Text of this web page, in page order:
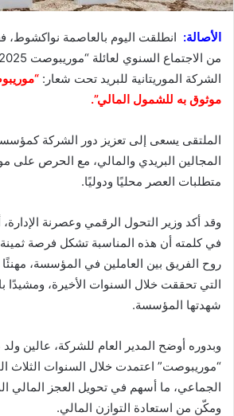
الأصالة: انطلقت اليوم بالعاصمة نواكشوط،
الشركة الموريتانية للبريد تحت شعار:
موثوق به للشمول المالي”.
الملتقى يسعى إلى تعزيز دور الشركة
المجالين البريدي والمالي، مع الحرص على
متطلبات العصر محليًا ودوليًا.
وقد أكد وزير التحول الرقمي وعصرنة
في كلمته أن هذه المناسبة تشكل فرصة ثمينة
روح الفريق بين العاملين في المؤسسة، مهنئًا
التي تحققت خلال السنوات الأخيرة، ومشيدًا
شهدتها المؤسسة.
وبدوره أوضح المدير العام للشركة، عالين
“موريبوصت” اعتمدت خلال السنوات الثلاث
الجماعي، ما أسهم في تحويل العجز المالي
ومكّن من استعادة التوازن المالي.